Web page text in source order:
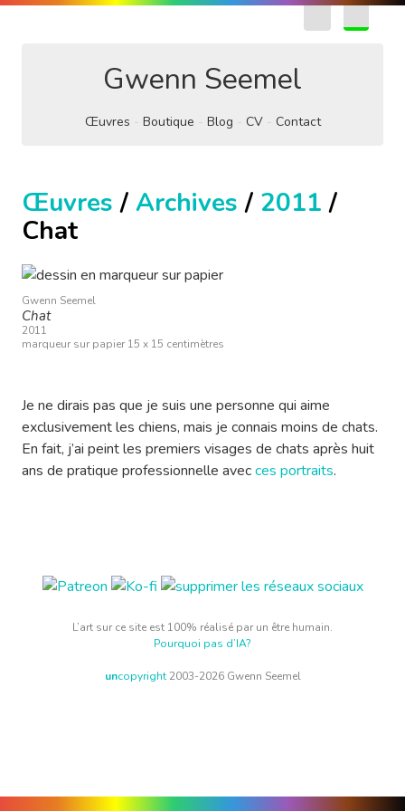
Gwenn Seemel
Œuvres Boutique Blog CV Contact
Œuvres / Archives / 2011 /
Chat
Gwenn Seemel
Chat
2011
marqueur sur papier 15 x 15 centimètres
Je ne dirais pas que je suis une personne qui aime
exclusivement les chiens, mais je connais moins de chats.
En fait, j’ai peint les premiers visages de chats après huit
ans de pratique professionnelle avecces portraits.
L’art sur ce site est 100% réalisé par un être humain.
Pourquoi pas d’IA?
uncopyright2003-2026 Gwenn Seemel